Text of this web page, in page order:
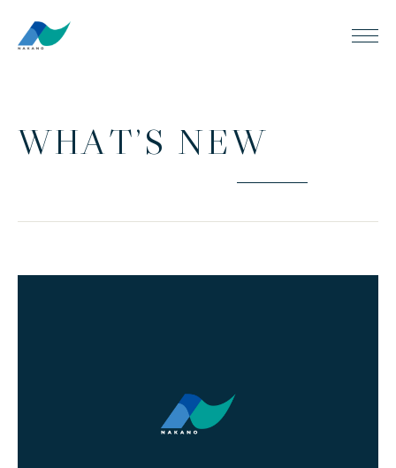
WHAT’S NEW